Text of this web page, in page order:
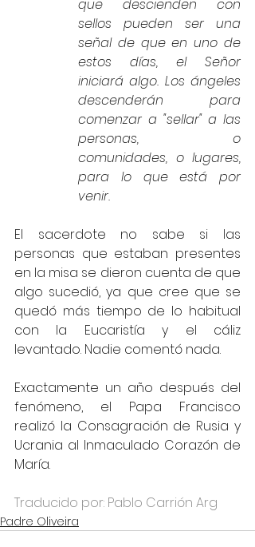
que descienden con
sellos pueden ser una
señal de que en uno de
estos días, el Señor
iniciará algo. Los ángeles
descenderán para
comenzar a "sellar" a las
personas, o
comunidades, o lugares,
para lo que está por
venir.
El sacerdote no sabe si las
personas que estaban presentes
en la misa se dieron cuenta de que
algo sucedió, ya que cree que se
quedó más tiempo de lo habitual
con la Eucaristía y el cáliz
levantado. Nadie comentó nada.
Exactamente un año después del
fenómeno, el Papa Francisco
realizó la Consagración de Rusia y
Ucrania al Inmaculado Corazón de
María.
Traducido por: Pablo Carrión Arg
Padre Oliveira